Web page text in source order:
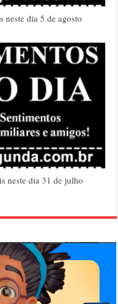
neste dia 5 de agosto
neste dia 31 de julho